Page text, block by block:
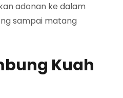
adonan ke dalam
sampai matang
Kuah